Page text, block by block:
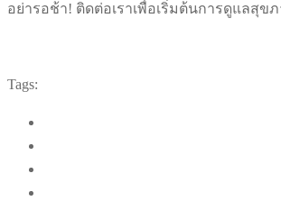
อย่ารอช้า! ติดต่อเราเพื่อเริ่มต้นการดูแลสุ
Tags: